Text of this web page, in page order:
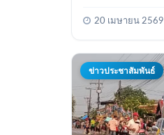
20 เมษายน 2569
ข่าวประชาสัมพันธ์